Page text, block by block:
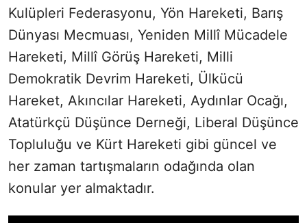
Kulüpleri Federasyonu, Yön Hareketi, Barış
Dünyası Mecmuası, Yeniden Millî Mücadele
Hareketi, Millî Görüş Hareketi, Milli
Demokratik Devrim Hareketi, Ülkücü
Hareket, Akıncılar Hareketi, Aydınlar Ocağı,
Atatürkçü Düşünce Derneği, Liberal Düşünce
Topluluğu ve Kürt Hareketi gibi güncel ve
her zaman tartışmaların odağında olan
konular yer almaktadır.